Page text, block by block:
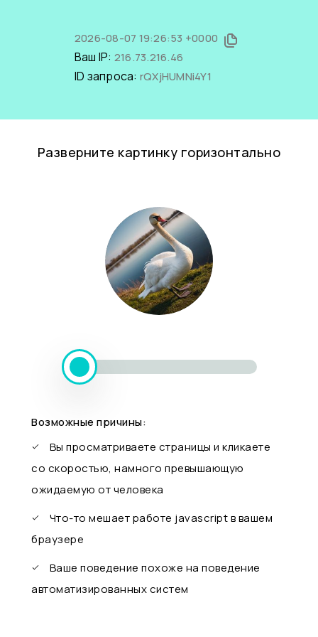
2026-08-07 19:26:53 +0000
Ваш IP: 216.73.216.46
ID запроса: rQXjHUMNi4Y1
Разверните картинку горизонтально
Возможные причины:
Вы просматриваете страницы и кликаете
со скоростью, намного превышающую
ожидаемую от человека
Что-то мешает работе javascript в вашем
браузере
Ваше поведение похоже на поведение
автоматизированных систем